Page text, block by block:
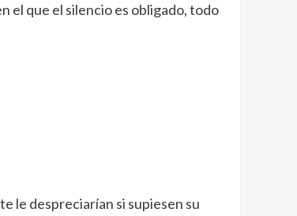
el que el silencio es obligado, todo
le despreciarían si supiesen su